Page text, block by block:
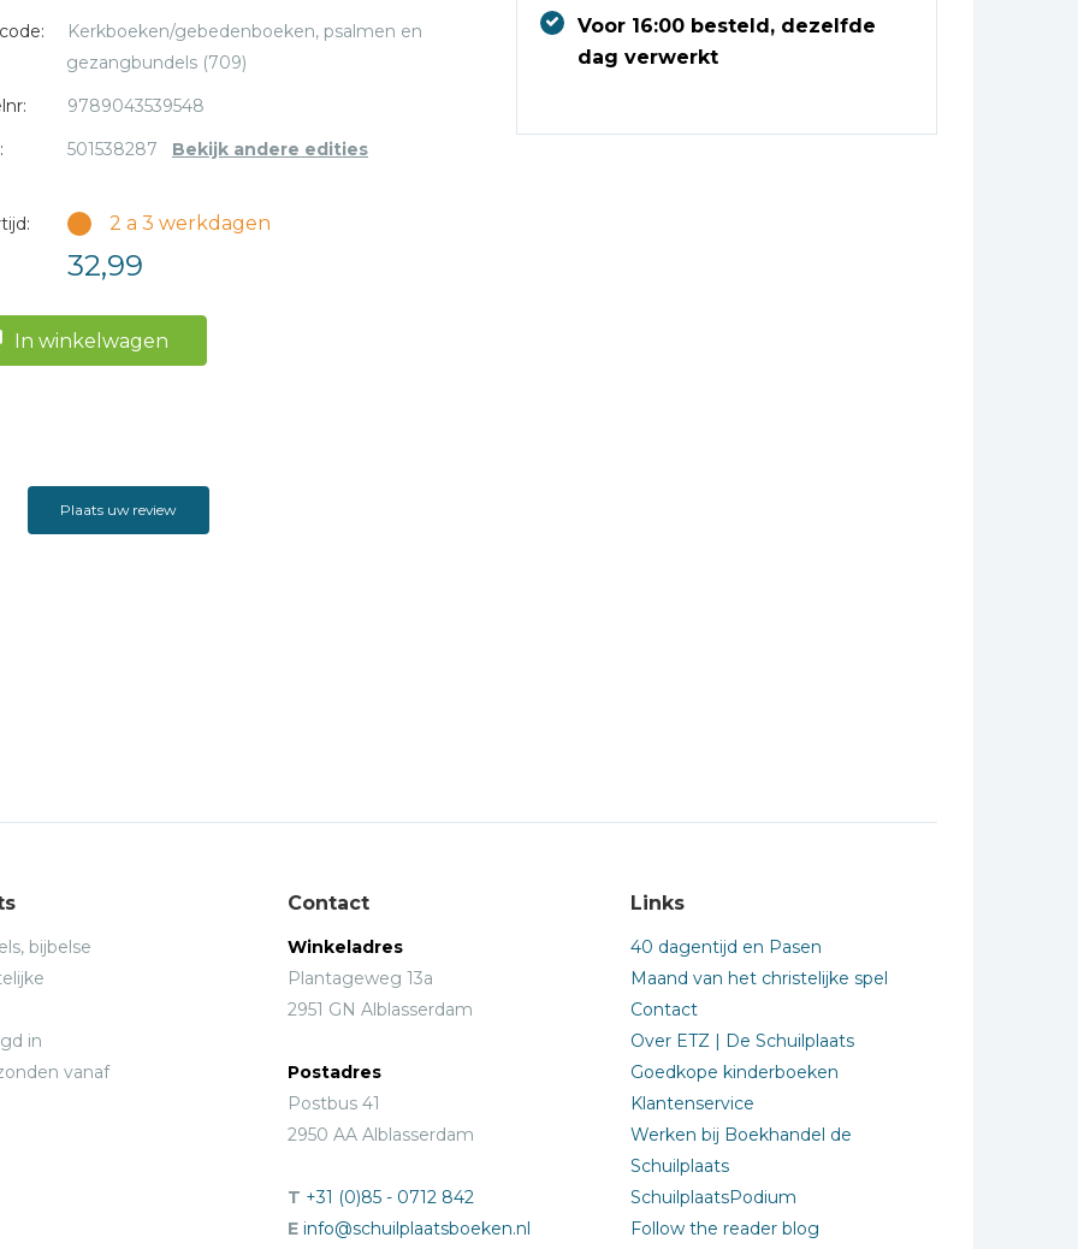
Kerkboeken/gebedenboeken, psalmen en
gezangbundels (709)
9789043539548
501538287 Bekijk andere edities
2 a 3 werkdagen
32,99
In winkelwagen
Voor 16:00 besteld, dezelfde
dag verwerkt
Plaats uw review
bijbelse
in
vanaf
Contact
Winkeladres
Plantageweg 13a
2951 GN Alblasserdam
Postadres
Postbus 41
2950 AA Alblasserdam
T +31 (0)85 - 0712 842
E info@schuilplaatsboeken.nl
Links
40 dagentijd en Pasen
Maand van het christelijke spel
Contact
Over ETZ | De Schuilplaats
Goedkope kinderboeken
Klantenservice
Werken bij Boekhandel de
Schuilplaats
SchuilplaatsPodium
Follow the reader blog